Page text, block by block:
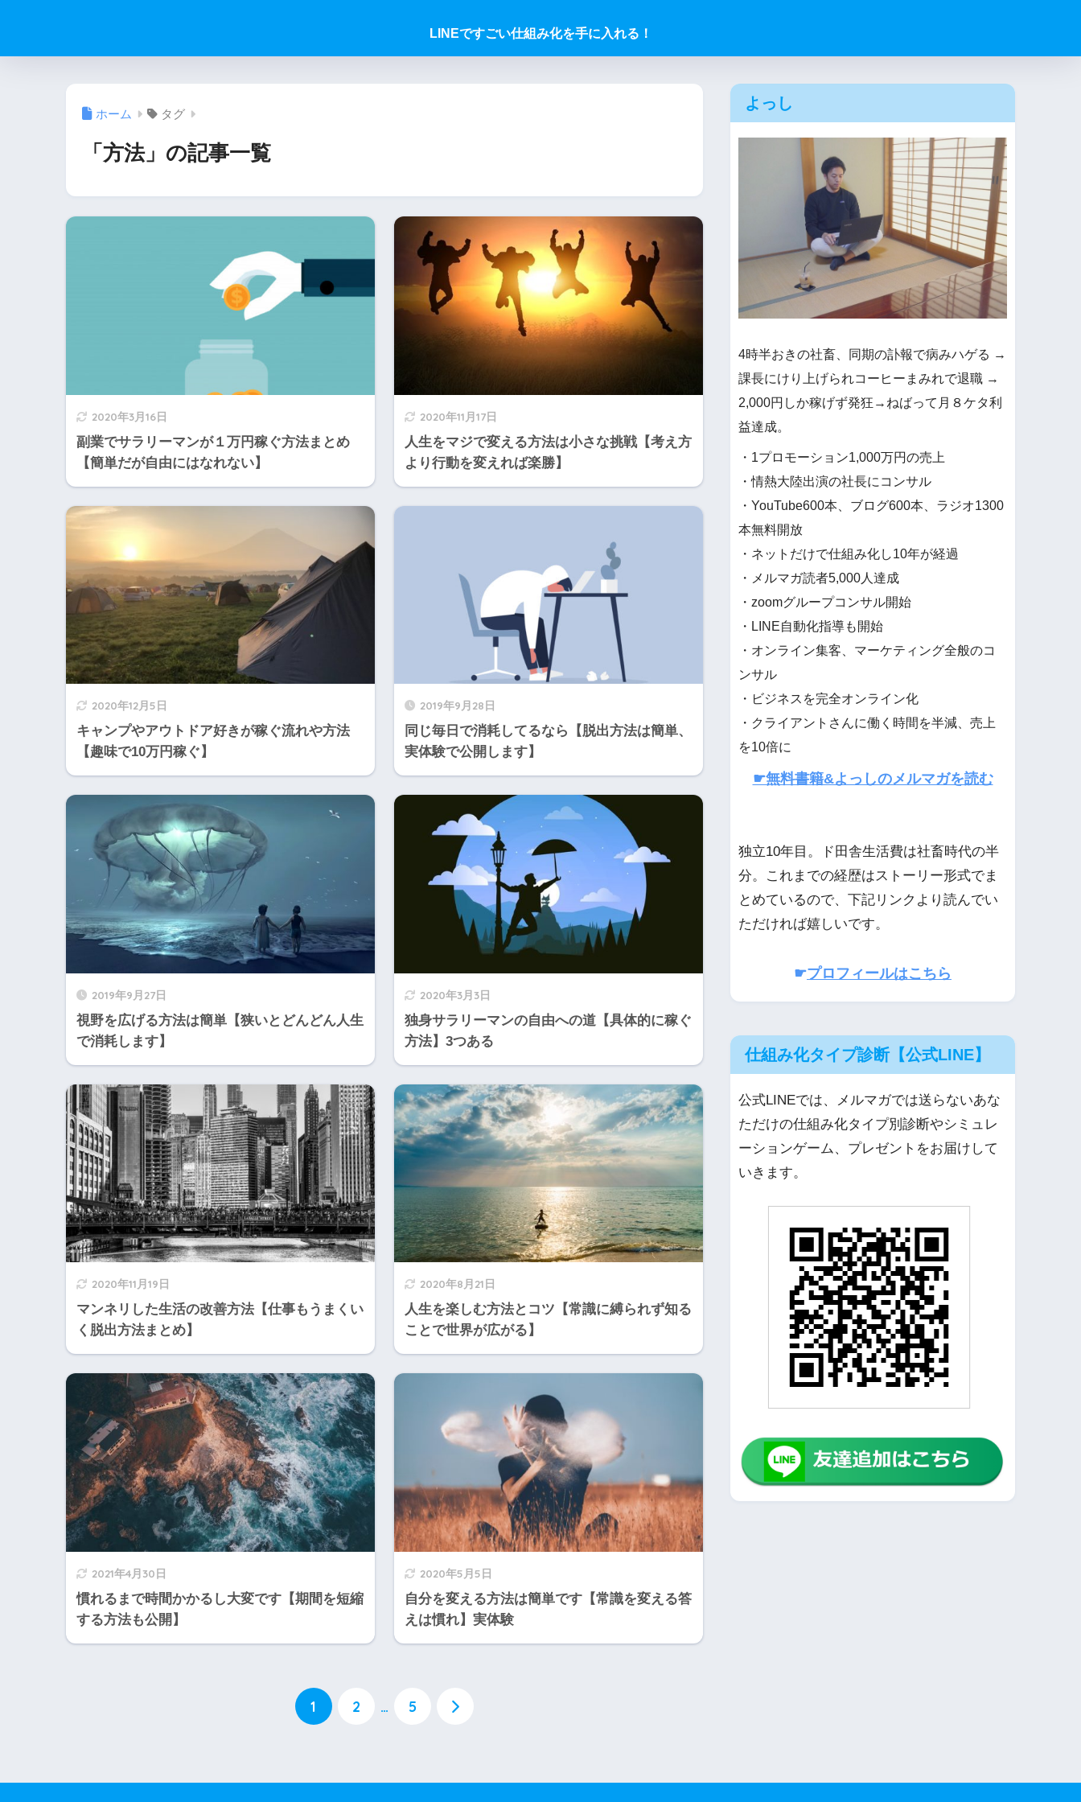
LINEですごい仕組み化を手に入れる！
ホーム タグ
「方法」の記事一覧
2020年3月16日
副業でサラリーマンが１万円稼ぐ方法まとめ
【簡単だが自由にはなれない】
2020年11月17日
人生をマジで変える方法は小さな挑戦【考え方
より行動を変えれば楽勝】
2020年12月5日
キャンプやアウトドア好きが稼ぐ流れや方法
【趣味で10万円稼ぐ】
2019年9月28日
同じ毎日で消耗してるなら【脱出方法は簡単、
実体験で公開します】
2019年9月27日
視野を広げる方法は簡単【狭いとどんどん人生
で消耗します】
2020年3月3日
独身サラリーマンの自由への道【具体的に稼ぐ
方法】3つある
2020年11月19日
マンネリした生活の改善方法【仕事もうまくい
く脱出方法まとめ】
2020年8月21日
人生を楽しむ方法とコツ【常識に縛られず知る
ことで世界が広がる】
2021年4月30日
慣れるまで時間かかるし大変です【期間を短縮
する方法も公開】
2020年5月5日
自分を変える方法は簡単です【常識を変える答
えは慣れ】実体験
1 2 … 5
よっし
4時半おきの社畜、同期の訃報で病みハゲる →
課長にけり上げられコーヒーまみれで退職 →
2,000円しか稼げず発狂→ねばって月８ケタ利
益達成。
・1プロモーション1,000万円の売上
・情熱大陸出演の社長にコンサル
・YouTube600本、ブログ600本、ラジオ1300
本無料開放
・ネットだけで仕組み化し10年が経過
・メルマガ読者5,000人達成
・zoomグループコンサル開始
・LINE自動化指導も開始
・オンライン集客、マーケティング全般のコ
ンサル
・ビジネスを完全オンライン化
・クライアントさんに働く時間を半減、売上
を10倍に
☛無料書籍&よっしのメルマガを読む
独立10年目。ド田舎生活費は社畜時代の半
分。これまでの経歴はストーリー形式でま
とめているので、下記リンクより読んでい
ただければ嬉しいです。
☛プロフィールはこちら
仕組み化タイプ診断【公式LINE】
公式LINEでは、メルマガでは送らないあな
ただけの仕組み化タイプ別診断やシミュレ
ーションゲーム、プレゼントをお届けして
いきます。